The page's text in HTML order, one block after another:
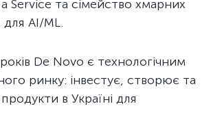
Service та сімейство хмарних
для AI/ML.
De Novo є технологічним
ринку: інвестує, створює та
в Україні для